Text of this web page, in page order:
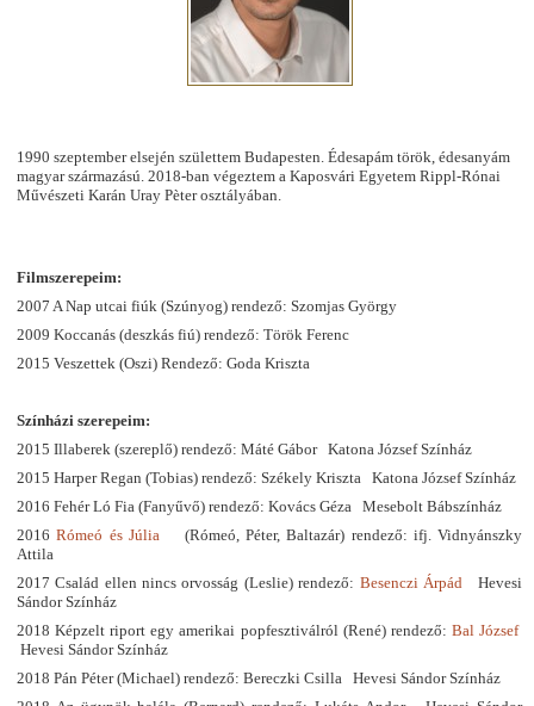
1990 szeptember elsején születtem Budapesten. Édesapám török, édesanyám
magyar származású. 2018-ban végeztem a Kaposvári Egyetem Rippl-Rónai
Művészeti Karán Uray Pèter osztályában.
Filmszerepeim:
2007 A Nap utcai fiúk (Szúnyog) rendező: Szomjas György
2009 Koccanás (deszkás fiú) rendező: Török Ferenc
2015 Veszettek (Oszi) Rendező: Goda Kriszta
Színházi szerepeim:
2015 Illaberek (szereplő) rendező: Máté Gábor Katona József Színház
2015 Harper Regan (Tobias) rendező: Székely Kriszta Katona József Színház
2016 Fehér Ló Fia (Fanyűvő) rendező: Kovács Géza Mesebolt Bábszínház
2016Rómeó és Júlia (Rómeó, Péter, Baltazár) rendező: ifj. Vidnyánszky
Attila
2017 Család ellen nincs orvosság (Leslie) rendező: Besenczi Árpád Hevesi
Sándor Színház
2018 Képzelt riport egy amerikai popfesztiválról (René) rendező: Bal József
Hevesi Sándor Színház
2018 Pán Péter (Michael) rendező: Bereczki Csilla Hevesi Sándor Színház